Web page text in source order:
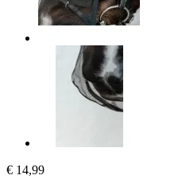
€ 14,99